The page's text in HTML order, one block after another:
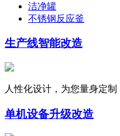
洁净罐
不锈钢反应釜
生产线智能改造
人性化设计，为您量身定
单机设备升级改造